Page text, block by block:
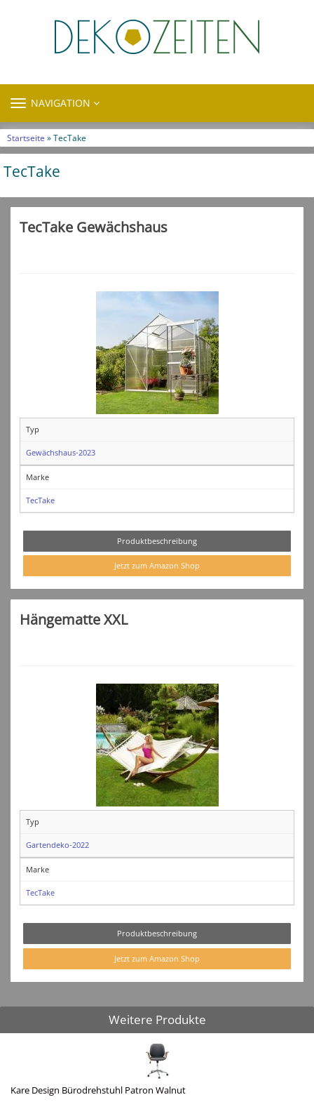
TOGGLE
NAVIGATION
Startseite » TecTake
TecTake
TecTake Gewächshaus
Typ
Gewächshaus-2023
Marke
TecTake
Produktbeschreibung
Jetzt zum Amazon Shop
Hängematte XXL
Typ
Gartendeko-2022
Marke
TecTake
Produktbeschreibung
Jetzt zum Amazon Shop
Weitere Produkte
Kare Design Bürodrehstuhl Patron Walnut